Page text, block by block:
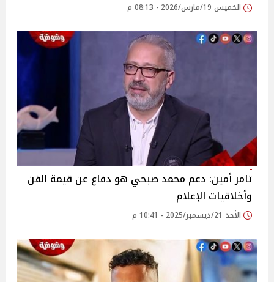
الخميس 19/مارس/2026 - 08:13 م
تامر أمين: دعم محمد صبحي هو دفاع عن قيمة الفن
وأخلاقيات الإعلام
الأحد 21/ديسمبر/2025 - 10:41 م